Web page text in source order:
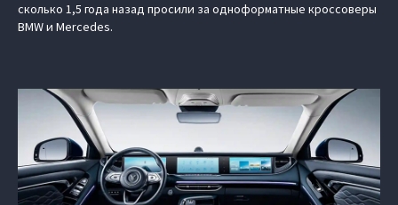
сколько 1,5 года назад просили за одноформатные кроссоверы
BMW и Mercedes.